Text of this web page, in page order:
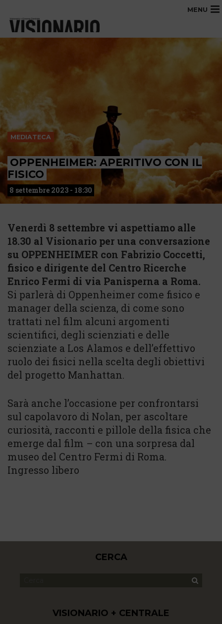
MENU
MEDIATECA
OPPENHEIMER: APERITIVO CON IL
FISICO
8 settembre 2023 - 18:30
Venerdì 8 settembre vi aspettiamo alle
18.30 al Visionario per una conversazione
su OPPENHEIMER con Fabrizio Coccetti,
fisico e dirigente del Centro Ricerche
Enrico Fermi di via Panisperna a Roma.
Si parlerà di Oppenheimer come fisico e
manager della scienza, di come sono
trattati nel film alcuni argomenti
scientifici, degli scienziati e delle
scienziate a Los Alamos e dell’effettivo
ruolo dei fisici nella scelta degli obiettivi
del progetto Manhattan.
Sarà anche l’occasione per confrontarsi
sul capolavoro di Nolan, per ascoltare
curiosità, racconti e pillole della fisica che
emerge dal film – con una sorpresa dal
museo del Centro Fermi di Roma.
Ingresso libero
CERCA
VISIONARIO + CENTRALE